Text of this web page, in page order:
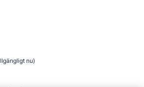
nu)